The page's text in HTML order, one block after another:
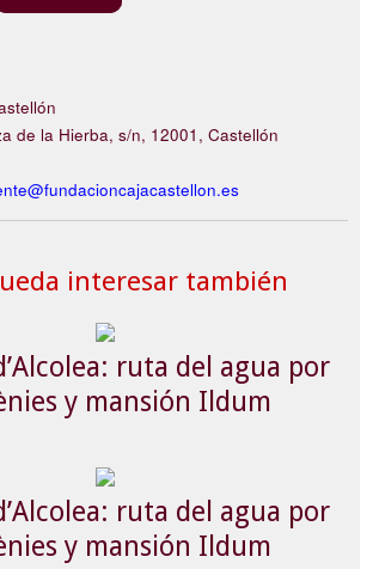
de la Hierba, s/n, 12001, Castellón
interesar también
ruta del agua por
y mansión Ildum
ruta del agua por
y mansión Ildum